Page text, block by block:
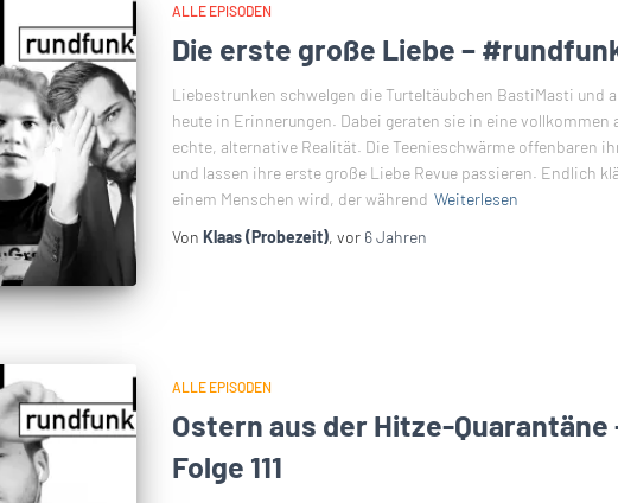
ALLE EPISODEN
Die erste große Liebe –
Liebestrunken schwelgen die Turteltäubchen BastiMasti und
heute in Erinnerungen. Dabei geraten sie in eine vollkommen
echte, alternative Realität. Die Teenieschwärme offenbaren
und lassen ihre erste große Liebe Revue passieren. Endlich
einem Menschen wird, der während Weiterlesen
Von Klaas (Probezeit), vor 6 Jahren
ALLE EPISODEN
Ostern aus der Hitze-Quarantäne
Folge 111